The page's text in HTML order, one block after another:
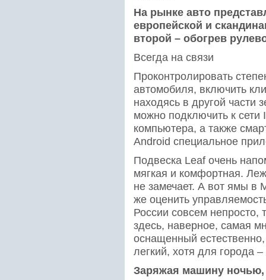
На рынке авто
европейской и
второй – обогрев
Всегда на связи
Проконтролировать
автомобиля, включить
находясь в другой части
можно подключить к
компьютера, а также
Android специальное
Подвеска Leaf очень
мягкая и комфортная.
не замечает. А вот ямы в
же оценить
России совсем непросто,
здесь, наверное, самая
оснащенный
легкий, хотя для города
Заряжая машину